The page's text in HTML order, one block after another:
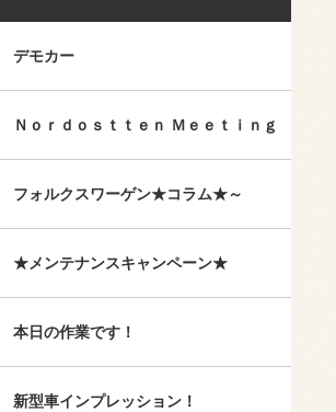
デモカー
Ｎｏｒｄｏｓｔｔｅｎ Ｍｅｅｔｉｎｇ
フォルクスワーゲン★コラム★～
★メンテナンスキャンペーン★
本日の作業です！
新型車インプレッション！